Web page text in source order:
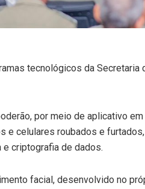
tecnológicos da Secretaria
por meio de aplicativo
e celulares roubados e
e criptografia de dados.
facial, desenvolvido no